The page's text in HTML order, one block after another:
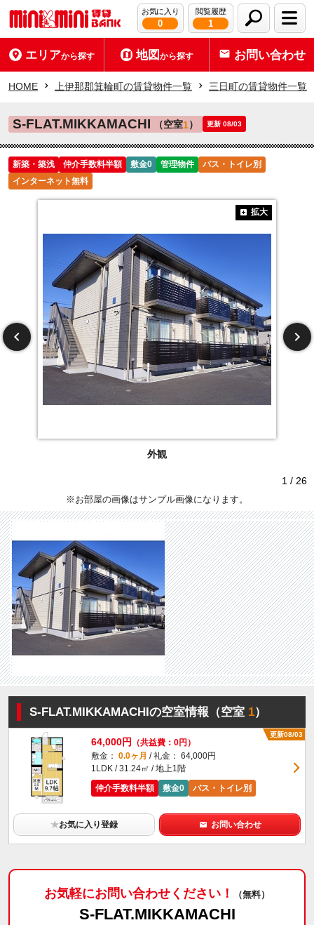
お気に入り
0
閲覧履歴
1
エリアから探す 地図から探す お問い合わせ
HOME 上伊那郡箕輪町の賃貸物件一覧 三日町の賃貸物件一覧
S-FLAT.MIKKAMACHI （空室1） 更新 08/03
新築・築浅 仲介手数料半額 敷金0 管理物件
バス・トイレ別
インターネット無料
外観
拡大
1 / 26
※お部屋の画像はサンプル画像になります。
S-FLAT.MIKKAMACHIの空室情報（空室1）
更新08/03
64,000円
（共益費：0円）
敷金： 0.0ヶ月 / 礼金： 64,000円
1LDK / 31.24㎡ / 地上1階
仲介手数料半額
敷金0 バス・トイレ別
★お気に入り登録 お問い合わせ
お気軽にお問い合わせください！ （無料）
S-FLAT.MIKKAMACHI